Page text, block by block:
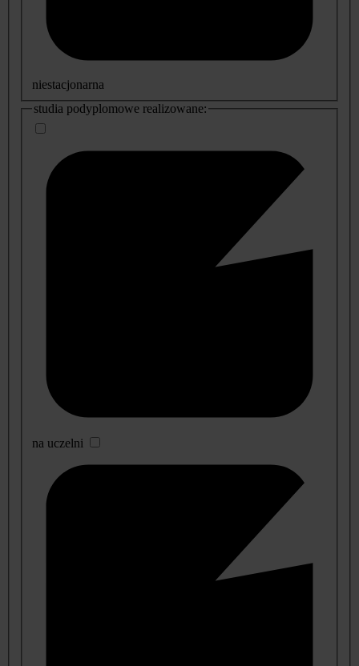
niestacjonarna
studia podyplomowe realizowane:
na uczelni